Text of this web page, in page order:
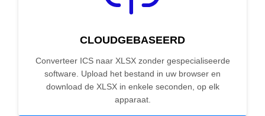
CLOUDGEBASEERD
Converteer ICS naar XLSX zonder gespecialiseerde
software. Upload het bestand in uw browser en
download de XLSX in enkele seconden, op elk
apparaat.